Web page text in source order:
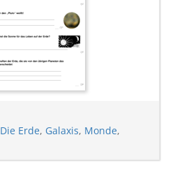
Die Erde, Galaxis, Monde,